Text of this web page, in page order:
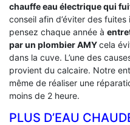
chauffe eau électrique qui
conseil afin d’éviter des
pensez chaque année à
par un plombier AMYcela
dans la cuve. L’une des
provient du calcaire. Notre
même de réaliser une
moins de 2 heure.
PLUS D’EAU